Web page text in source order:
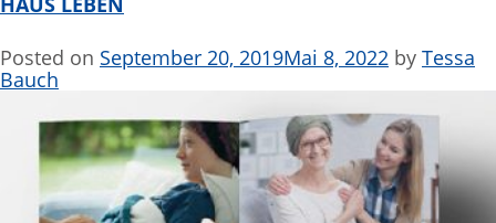
Posted on September 20, 2019Mai 8, 2022 by Tessa
Bauch